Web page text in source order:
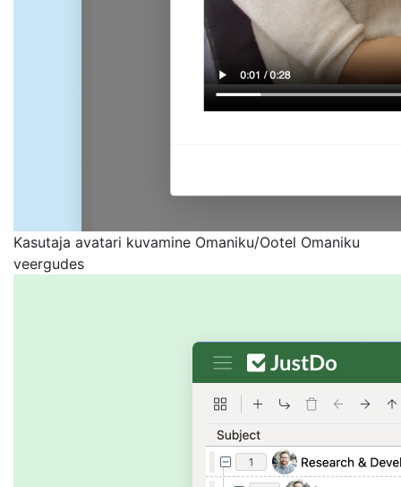
Kasutaja avatari kuvamine Omaniku/Ootel Omaniku
veergudes